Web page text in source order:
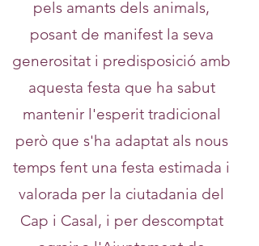
pels amants dels animals,
posant de manifest la seva
generositat i predisposició amb
aquesta festa que ha sabut
mantenir l'esperit tradicional
però que s'ha adaptat als nous
temps fent una festa estimada i
valorada per la ciutadania del
Cap i Casal, i per descomptat